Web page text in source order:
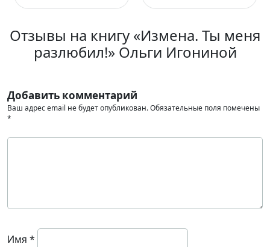
Отзывы на книгу «Измена. Ты меня
разлюбил!» Ольги Игониной
Добавить комментарий
Ваш адрес email не будет опубликован.Обязательные поля помечены
*
Имя *